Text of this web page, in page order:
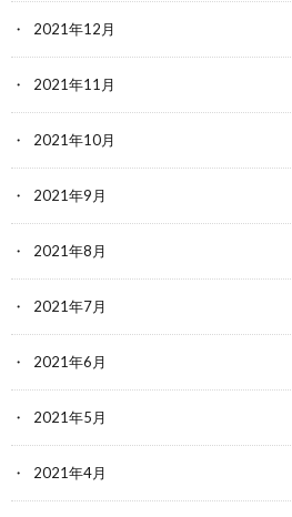
2021年12月
2021年11月
2021年10月
2021年9月
2021年8月
2021年7月
2021年6月
2021年5月
2021年4月